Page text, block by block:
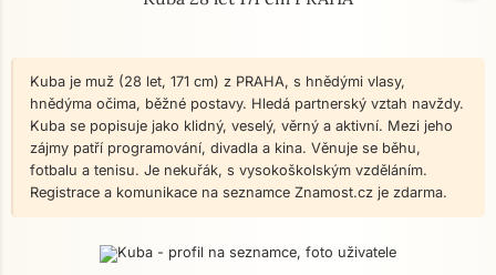
Kuba je muž (28 let, 171 cm) z PRAHA, s hnědými vlasy,
hnědýma očima, běžné postavy. Hledá partnerský vztah navždy.
Kuba se popisuje jako klidný, veselý, věrný a aktivní. Mezi jeho
zájmy patří programování, divadla a kina. Věnuje se běhu,
fotbalu a tenisu. Je nekuřák, s vysokoškolským vzděláním.
Registrace a komunikace na seznamce Znamost.cz je zdarma.